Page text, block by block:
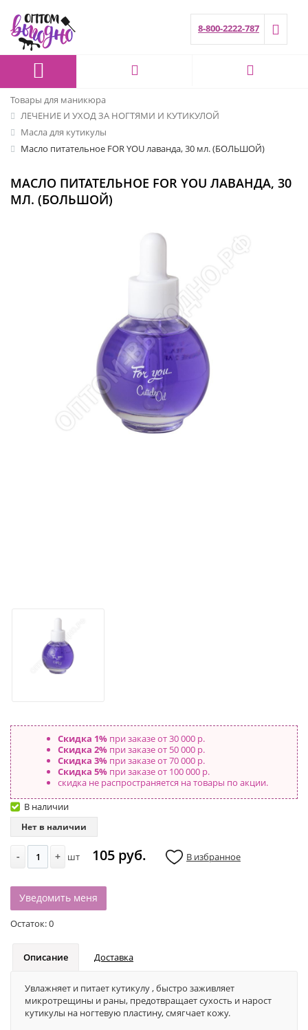
8-800-2222-787
Товары для маникюра
ЛЕЧЕНИЕ И УХОД ЗА НОГТЯМИ И КУТИКУЛОЙ
Масла для кутикулы
Масло питательное FOR YOU лаванда, 30 мл. (БОЛЬШОЙ)
МАСЛО ПИТАТЕЛЬНОЕ FOR YOU ЛАВАНДА, 30
МЛ. (БОЛЬШОЙ)
Скидка 1%при заказе от 30 000 р.
Скидка 2%при заказе от 50 000 р.
Скидка 3%при заказе от 70 000 р.
Скидка 5%при заказе от 100 000 р.
скидка не распространяется на товары по акции.
В наличии
Нет в наличии
- + шт 105 руб. В избранное
Уведомить меня
Остаток:0
Описание Доставка
Увлажняет и питает кутикулу , быстро заживляет
микротрещины и раны, предотвращает сухость и нарост
кутикулы на ногтевую пластину, смягчает кожу.